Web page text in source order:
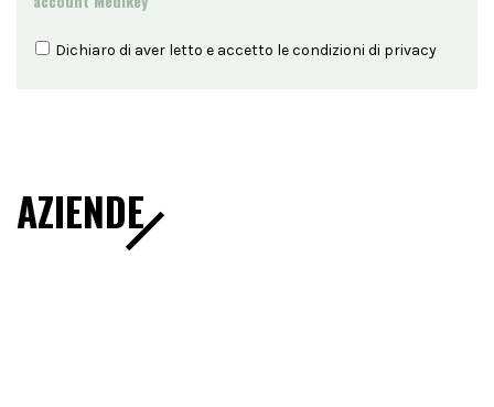
Dichiaro di aver letto e accetto le condizioni di privacy
AZIENDE